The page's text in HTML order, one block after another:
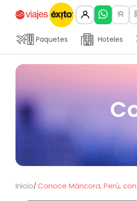
Paquetes Hoteles
Inicio Conoce Máncora, Perú,